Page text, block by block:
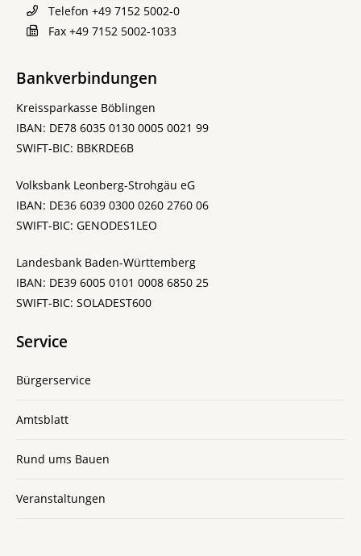
Telefon +49 7152 5002-0
Fax +49 7152 5002-1033
Bankverbindungen
Kreissparkasse Böblingen
IBAN: DE78 6035 0130 0005 0021 99
SWIFT-BIC: BBKRDE6B
Volksbank Leonberg-Strohgäu eG
IBAN: DE36 6039 0300 0260 2760 06
SWIFT-BIC: GENODES1LEO
Landesbank Baden-Württemberg
IBAN: DE39 6005 0101 0008 6850 25
SWIFT-BIC: SOLADEST600
Service
Bürgerservice
Amtsblatt
Rund ums Bauen
Veranstaltungen